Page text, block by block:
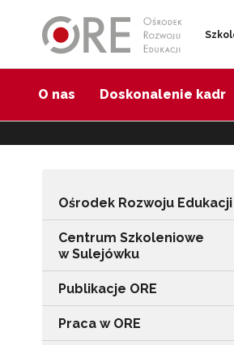
O nas Doskonalenie kadr
Ośrodek Rozwoju Edukacji
Centrum Szkoleniowe
w Sulejówku
Publikacje ORE
Praca w ORE